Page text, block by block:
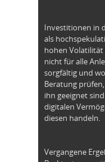
Investitionen in
als
hohen
nicht für alle
sorgfältig und
Beratung
ihn geeignet
digitalen
diesen handeln.
Vergangene